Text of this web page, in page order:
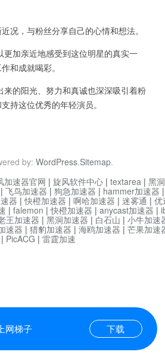
，与粉丝分享自己的心情和想法。
加亲近地感受到这位明星的真实一
和成就喝彩。
的阳光、努力和真诚也深深吸引着粉
持这位优秀的年轻演员。
by: WordPress.Sitemap.
网梯子 下载
加速器官网 | 旋风软件中心 | textarea | 黑
| 飞鸟加速器 | 狗急加速器 | hammer加速器
器 |快橙加速器 | 啊哈加速器 | 迷雾通 | 优
| falemon |快橙加速器 | anycast加速器 |
王加速器 | 黑洞加速器 | 白石山 | 小牛加速
速器 | 猎豹加速器 | 海鸥加速器 | 芒果加速
| PicACG | 雷霆加速